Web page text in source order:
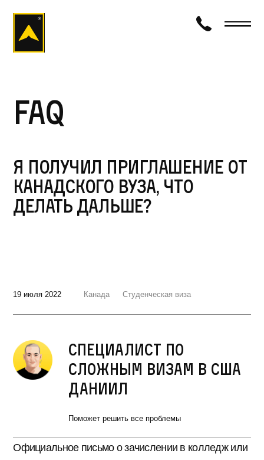
FAQ
Я получил приглашение от
канадского вуза, что
делать дальше?
19 июля 2022 Канада Студенческая виза
Специалист по
сложным визам в США
Даниил
Поможет решить все проблемы
Официальное письмо о зачислении в колледж или